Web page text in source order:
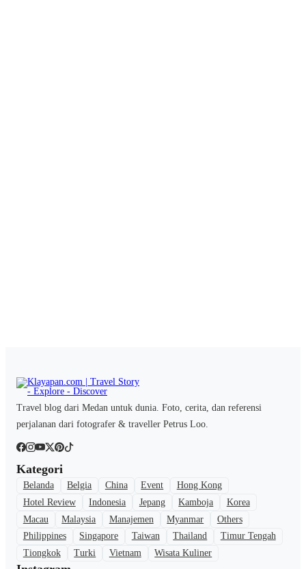
Travel blog dari Medan untuk dunia. Foto, cerita, dan referensi
perjalanan dari fotografer & traveller Petrus Loo.
Kategori
Belanda Belgia China Event
Hong Kong
Hotel Review
Indonesia Jepang Kamboja
Korea
Macau
Malaysia Manajemen Myanmar
Others
Philippines
Singapore Taiwan Thailand
Timur Tengah
Tiongkok
Turki Vietnam Wisata Kuliner